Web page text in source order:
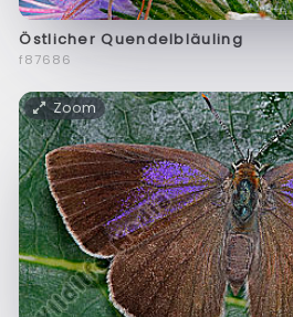
Östlicher Quendelbläuling
f87686
Zoom